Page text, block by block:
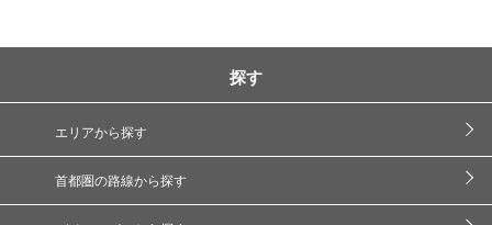
探す
エリアから探す
首都圏の路線から探す